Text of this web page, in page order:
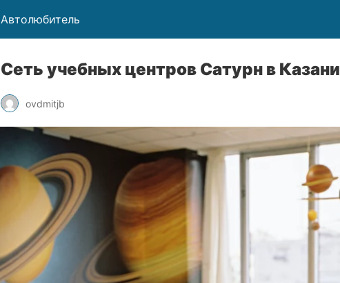
Автолюбитель
Сеть учебных центров Сатурн в Казани
ovdmitjb